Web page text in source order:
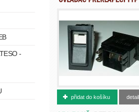
500002142
přidat do košíku detail
-